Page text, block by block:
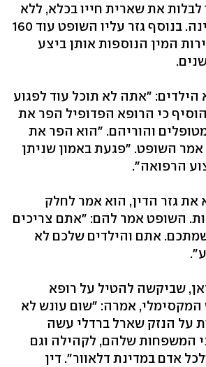
את שארית חייו בכלא, ללא
אפשרות לבקש חנינה. בנוסף גזר עליו השופט עוד 160
המין הנוספות אותן ביצע
"אתה לא תוכל עוד לפגוע
כי הרופא הפדופיל הפר את
והוריהם. "הוא הפר את
השופט. "פגעת באמון שניתן
הרפואה".
גזר הדין, הוא אמר לחלק
השופט אמר להם: "אתם צריכים
אתם והילדים שלכם לא
שביקשה להטיל על רופא
המקסימלי, אמרה: "שום עונש לא
על הנזק שארל ברדלי עשה
המשפחות שלהם, לקהילה וגם
אדם במדינת דלאוור". דין